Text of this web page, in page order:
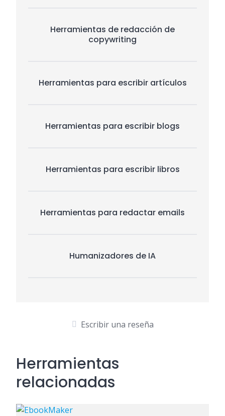
Herramientas de redacción de
copywriting
Herramientas para escribir artículos
Herramientas para escribir blogs
Herramientas para escribir libros
Herramientas para redactar emails
Humanizadores de IA
Escribir una reseña
Herramientas
relacionadas